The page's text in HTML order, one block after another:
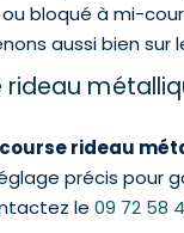
bloqué à mi-
aussi bien sur
rideau
rideau
précis pour
le 09 72 58